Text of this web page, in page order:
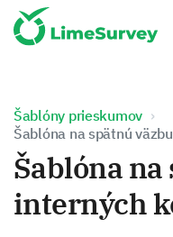
Šablóny prieskumov
Šablóna na spätnú
Šablóna na
interných